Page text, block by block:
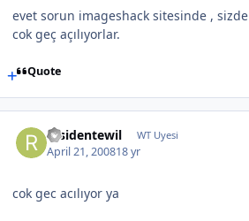
evet sorun imageshack sitesinde ,
cok geç açılıyorlar.
Quote
residentewil WT Uyesi
April 21, 200818 yr
cok gec acılıyor ya